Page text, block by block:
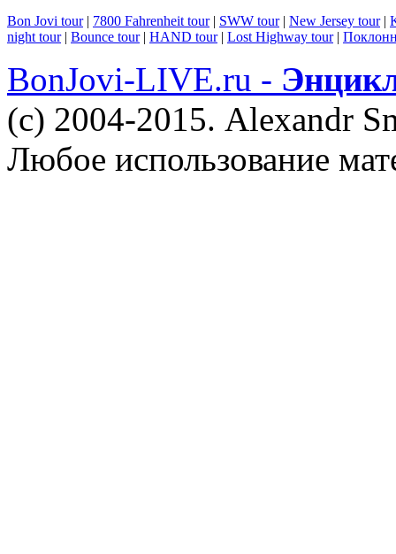
Bon Jovi tour| 7800 Fahrenheit tour| SWW tour| New Jersey tour|
night tour| Bounce tour| HAND tour| Lost Highway tour|
BonJovi-LIVE.ru -
(c) 2004-2015. Alexandr
Любое использование